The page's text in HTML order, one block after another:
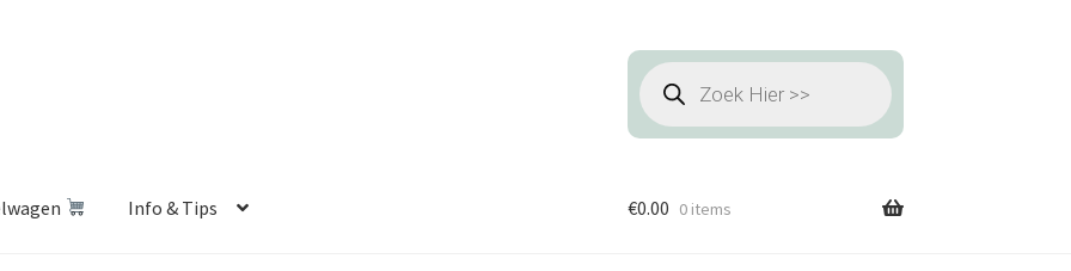
Producten
zoeken
Info & Tips €0.00 0 items